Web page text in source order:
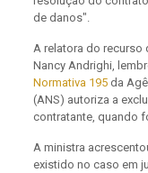
de danos".
A relatora do recurso
Nancy Andrighi,
Normativa 195da
(ANS) autoriza a
contratante, quando
A ministra
existido no caso em